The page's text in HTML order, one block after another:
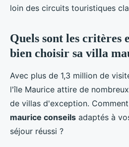
loin des circuits touristiques
Quels sont les critères
bien choisir sa villa
Avec plus de 1,3 million de
l'île Maurice attire de
de villas d'exception. Comment
maurice conseils adaptés à
séjour réussi ?